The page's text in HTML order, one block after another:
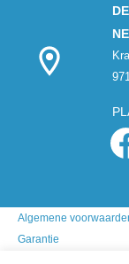
Algemene
Garantie